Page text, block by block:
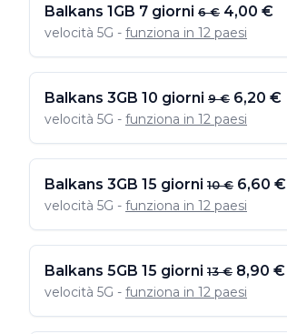
Balkans 1GB 7 giorni 6 € 4,00 €
velocità 5G - funziona in 12 paesi
Balkans 3GB 10 giorni 9 € 6,20 €
velocità 5G - funziona in 12 paesi
Balkans 3GB 15 giorni 10 € 6,60 €
velocità 5G - funziona in 12 paesi
Balkans 5GB 15 giorni 13 € 8,90 €
velocità 5G - funziona in 12 paesi